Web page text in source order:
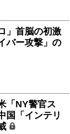
」首脳の初激
バー攻撃」の
「NY警官ス
国「インテリ